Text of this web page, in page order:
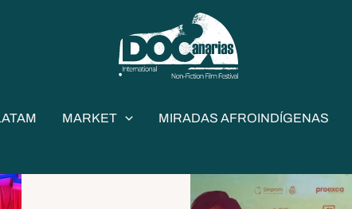
MARKET MIRADAS AFROINDÍGENAS